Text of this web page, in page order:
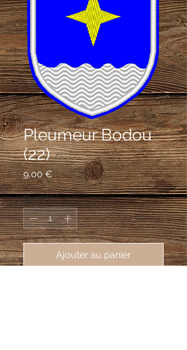
Pleumeur Bodou
(22)
9,00 €Prix
Quantité *
Ajouter au panier